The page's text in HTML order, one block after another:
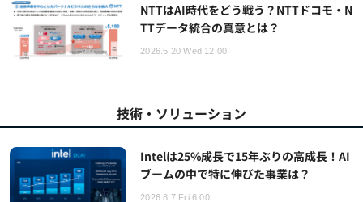
NTTはAI時代をどう戦う？NTTドコモ・N
TTデータ統合の真意とは？
2026.5.20 Wed 12:00
技術・ソリューション
Intelは25%成長で15年ぶりの高成長！AI
ブームの中で特に伸びた事業は？
2026.8.7 Fri 6:00